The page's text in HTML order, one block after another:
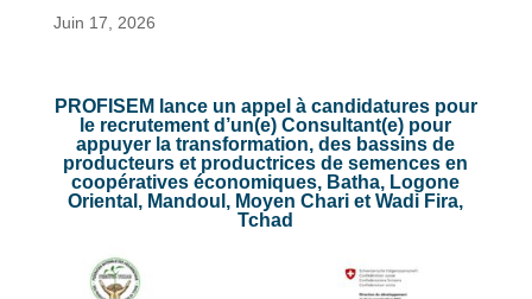
Juin 17, 2026
PROFISEM lance un appel à candidatures pour
le recrutement d’un(e) Consultant(e) pour
appuyer la transformation, des bassins de
producteurs et productrices de semences en
coopératives économiques, Batha, Logone
Oriental, Mandoul, Moyen Chari et Wadi Fira,
Tchad